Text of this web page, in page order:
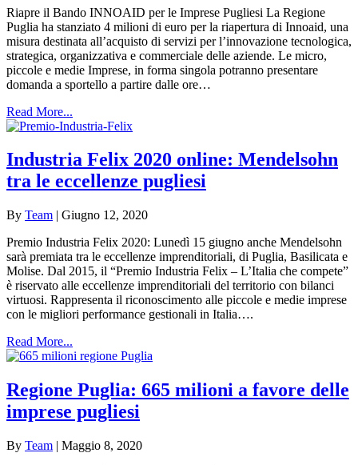
Riapre il Bando INNOAID per le Imprese Pugliesi La Regione
Puglia ha stanziato 4 milioni di euro per la riapertura di Innoaid, una
misura destinata all’acquisto di servizi per l’innovazione tecnologica,
strategica, organizzativa e commerciale delle aziende. Le micro,
piccole e medie Imprese, in forma singola potranno presentare
domanda a sportello a partire dalle ore…
Read More...
Industria Felix 2020 online: Mendelsohn
tra le eccellenze pugliesi
By Team | Giugno 12, 2020
Premio Industria Felix 2020: Lunedì 15 giugno anche Mendelsohn
sarà premiata tra le eccellenze imprenditoriali, di Puglia, Basilicata e
Molise. Dal 2015, il “Premio Industria Felix – L’Italia che compete”
è riservato alle eccellenze imprenditoriali del territorio con bilanci
virtuosi. Rappresenta il riconoscimento alle piccole e medie imprese
con le migliori performance gestionali in Italia….
Read More...
Regione Puglia: 665 milioni a favore delle
imprese pugliesi
By Team | Maggio 8, 2020